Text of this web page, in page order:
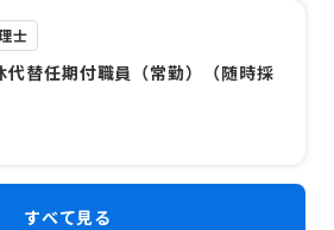
士
代替任期付職員（常勤）（随時採
すべて見る